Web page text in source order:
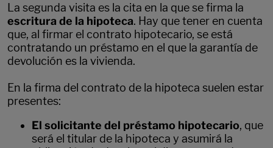
La segunda visita es la cita en la que se firma la
escritura de la hipoteca. Hay que tener en cuenta
que, al firmar el contrato hipotecario, se está
contratando un préstamo en el que la garantía de
devolución es la vivienda.
En la firma del contrato de la hipoteca suelen estar
presentes:
El solicitante del préstamo hipotecario, que
será el titular de la hipoteca y asumirá la